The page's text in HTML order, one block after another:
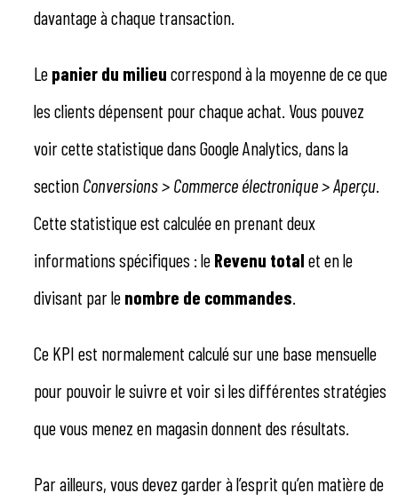
davantage à chaque transaction.
Le panier du milieu correspond à la moyenne de ce que
les clients dépensent pour chaque achat. Vous pouvez
voir cette statistique dans Google Analytics, dans la
section Conversions > Commerce électronique > Aperçu
Cette statistique est calculée en prenant deux
informations spécifiques : le Revenu total et en le
divisant par le nombre de commandes
Ce KPI est normalement calculé sur une base mensuelle
pour pouvoir le suivre et voir si les différentes stratégies
que vous menez en magasin donnent des résultats.
Par ailleurs, vous devez garder à l’esprit qu’en matière de